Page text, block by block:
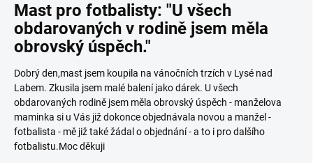
Mast pro fotbalisty: "U všech
obdarovaných v rodině jsem měla
obrovský úspěch."
Dobrý den,mast jsem koupila na vánočních trzích v Lysé nad
Labem. Zkusila jsem malé balení jako dárek. U všech
obdarovaných rodině jsem měla obrovský úspěch - manželova
maminka si u Vás již dokonce objednávala novou a manžel -
fotbalista - mě již také žádal o objednání - a to i pro dalšího
fotbalistu.Moc děkuji